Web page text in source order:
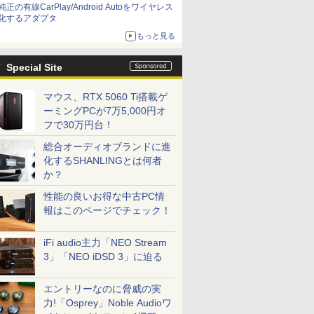
正の有線CarPlay/Android Autoをワイヤレス
するアダプタ
もっと見る
Special Site
マウス、RTX 5060 Ti搭載ゲ
ーミングPCが7万5,000円オ
フで30万円台！
総合オーディオブランドに進
化するSHANLINGとは何者
か？
性能の良いお得な中古PC情
報はこのページでチェック！
iFi audio主力「NEO Stream
3」「NEO iDSD 3」に迫る
エントリーなのに脅威の実
力!「Osprey」Noble Audioワ